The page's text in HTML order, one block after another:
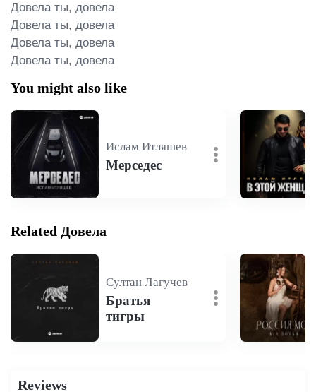
Довела ты, довела
Довела ты, довела
Довела ты, довела
Довела ты, довела
You might also like
Ислам Итляшев
Мерседес
Related Довела
Султан Лагучев
Братья
тигры
Reviews